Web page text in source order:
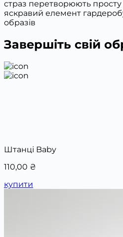
страз перетворюють просту
яскравий елемент
образів
Завершіть свій
Штанці Baby
110,00 ₴
купити